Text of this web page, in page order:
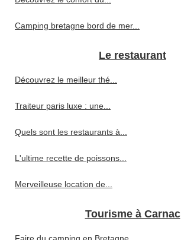
Camping bretagne bord de mer...
Le restaurant
Découvrez le meilleur thé...
Traiteur paris luxe : une...
Quels sont les restaurants à...
L'ultime recette de poissons...
Merveilleuse location de...
Tourisme à Carnac